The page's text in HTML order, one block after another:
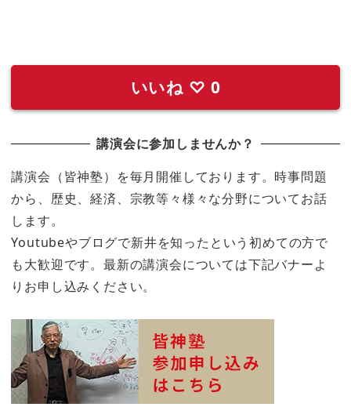
いいね ♡ 0
講演会に参加しませんか？
講演会（皆神塾）を毎月開催しております。時事問題
から、歴史、経済、宗教等々様々な分野についてお話
します。
Youtubeやブログで新井を知ったという初めての方で
も大歓迎です。最新の講演会については下記バナーよ
りお申し込みください。